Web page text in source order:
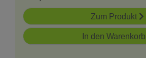
Zum Produkt
In den Warenkorb